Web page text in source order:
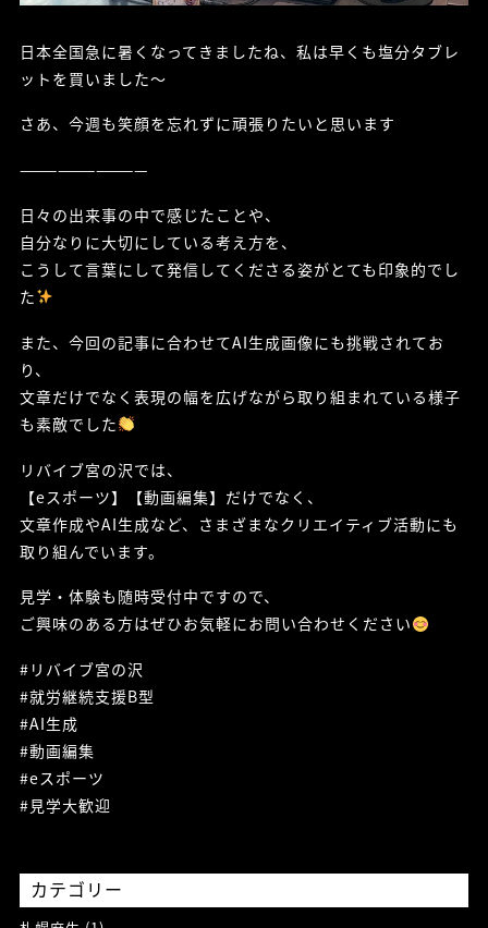
日本全国急に暑くなってきましたね、私は早くも塩分タブレ
ットを買いました～
さあ、今週も笑顔を忘れずに頑張りたいと思います
——————————
日々の出来事の中で感じたことや、
自分なりに大切にしている考え方を、
こうして言葉にして発信してくださる姿がとても印象的でし
た
また、今回の記事に合わせてAI生成画像にも挑戦されてお
り、
文章だけでなく表現の幅を広げながら取り組まれている様子
も素敵でした
リバイブ宮の沢では、
【eスポーツ】【動画編集】だけでなく、
文章作成やAI生成など、さまざまなクリエイティブ活動にも
取り組んでいます。
見学・体験も随時受付中ですので、
ご興味のある方はぜひお気軽にお問い合わせください
#リバイブ宮の沢
#就労継続支援B型
#AI生成
#動画編集
#eスポーツ
#見学大歓迎
カテゴリー